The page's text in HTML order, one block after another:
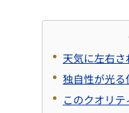
天気に左右
独自性が光
このクオリ